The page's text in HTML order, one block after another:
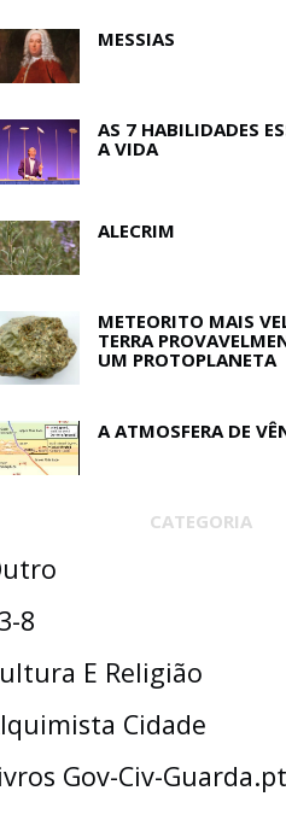
MESSIAS
AS 7 HABILIDADES
A VIDA
ALECRIM
METEORITO MAIS
TERRA
UM PROTOPLANETA
A ATMOSFERA DE
CATEGORIA
8
E Religião
Cidade
Gov-Civ-Guarda.pt